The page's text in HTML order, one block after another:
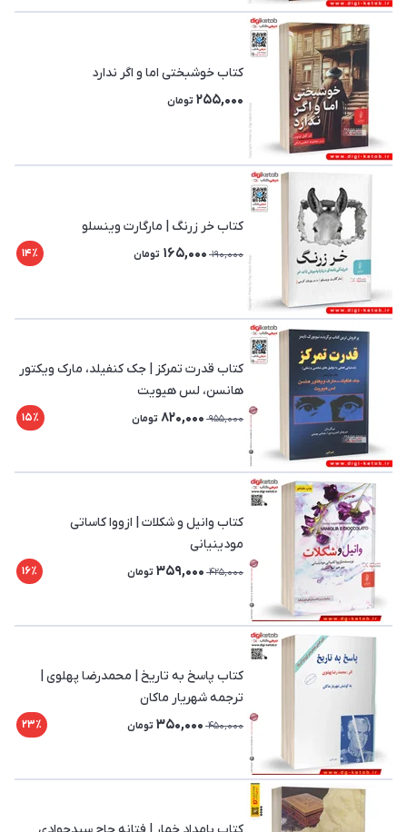
کتاب خوشبختی اما و اگر ندارد
255,000 تومان
کتاب خر زرنگ | مارگارت وینسلو
190,000
165,000 تومان 14٪
کتاب قدرت تمرکز | جک کنفیلد، مارک ویکتور
هانسن، لس هیویت
955,000
820,000 تومان 15٪
کتاب وانیل و شکلات | ازووا کاساتی
مودینیانی
425,000
359,000 تومان 16٪
کتاب پاسخ به تاریخ | محمدرضا پهلوی |
ترجمه شهریار ماکان
450,000
350,000 تومان 23٪